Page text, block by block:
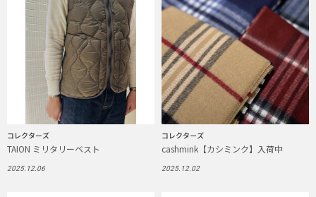
コレクターズ
TAION ミリタリーベスト
2025.12.06
コレクターズ
cashmink【カシミンク】入荷中
2025.12.02